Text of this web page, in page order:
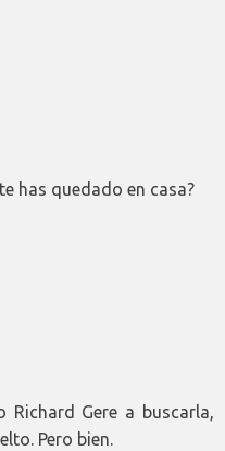
has quedado en casa?
Gere a buscarla,
Pero bien.